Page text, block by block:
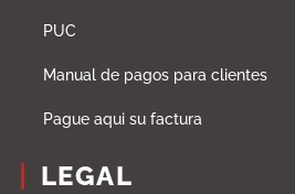
PUC
Manual de pagos para clientes
Pague aqui su factura
LEGAL